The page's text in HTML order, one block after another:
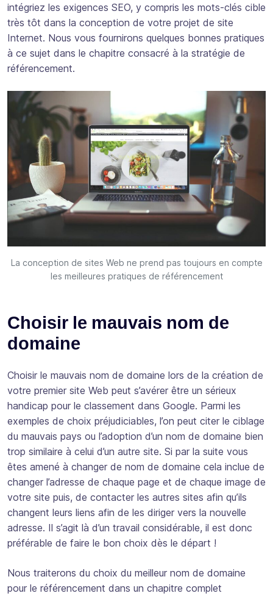
intégriez les exigences SEO, y compris les mots-clés cible
très tôt dans la conception de votre projet de site
Internet. Nous vous fournirons quelques bonnes pratiques
à ce sujet dans le chapitre consacré à la stratégie de
référencement.
La conception de sites Web ne prend pas toujours en compte
les meilleures pratiques de référencement
Choisir le mauvais nom de
domaine
Choisir le mauvais nom de domaine lors de la création de
votre premier site Web peut s’avérer être un sérieux
handicap pour le classement dans Google. Parmi les
exemples de choix préjudiciables, l’on peut citer le ciblage
du mauvais pays ou l’adoption d’un nom de domaine bien
trop similaire à celui d’un autre site. Si par la suite vous
êtes amené à changer de nom de domaine cela inclue de
changer l’adresse de chaque page et de chaque image de
votre site puis, de contacter les autres sites afin qu’ils
changent leurs liens afin de les diriger vers la nouvelle
adresse. Il s’agit là d’un travail considérable, il est donc
préférable de faire le bon choix dès le départ !
Nous traiterons du choix du meilleur nom de domaine
pour le référencement dans un chapitre complet